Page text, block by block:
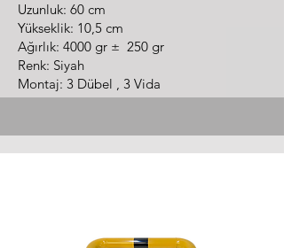
Uzunluk: 60 cm
Yükseklik: 10,5 cm
Ağırlık: 4000 gr ± 250 gr
Renk: Siyah
Montaj: 3 Dübel , 3 Vida